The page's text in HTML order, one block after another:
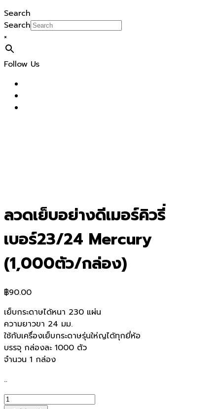
Search
Search
×
Follow Us
ลวดเย็บอย่างดีเมอร์คิวรี่
เบอร์23/24 Mercury
(1,000ตัว/กล่อง)
฿90.00
เย็บกระดาษได้หนา 230 แผ่น
ความยาวขา 24 มม.
ใช้กับเครื่องเย็บกระดาษรุ่นให่ญได้ทุกยี่ห้อ
บรรจุ กล่องละ 1000 ตัว
จำนวน 1 กล่อง
..
จำนวน